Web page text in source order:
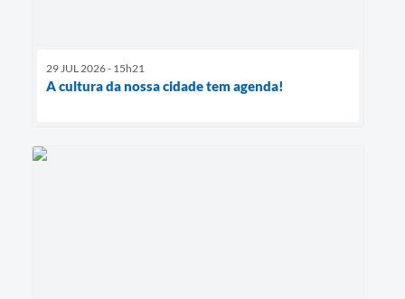
29 JUL 2026 - 15h21
A cultura da nossa cidade tem agenda!